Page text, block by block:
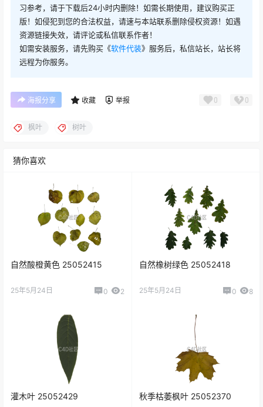
习参考，请于下载后24小时内删除！如需长期使用，建议购买正
版！如侵犯到您的合法权益，请速与本站联系删除侵权资源！如遇
资源链接失效，请评论或私信联系作者！
如需安装服务，请先购买《软件代装》服务后，私信站长，站长将
远程为你服务。
海报分享 收藏 举报 0 0
枫叶 树叶
猜你喜欢
自然酸橙黄色 25052415
25年5月24日 0 2
自然橡树绿色 25052418
25年5月24日 0 8
灌木叶 25052429 秋季枯萎枫叶 25052370